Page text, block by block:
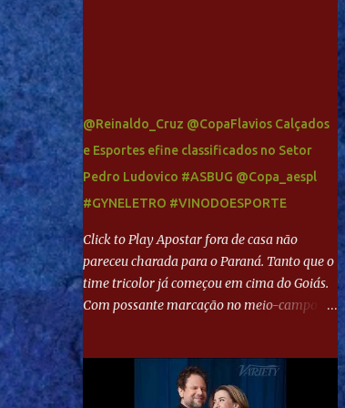
@Reinaldo_Cruz @CopaFlavios Calçados
e Esportes efine classificados no Setor
Pedro Ludovico #ASBUG @Copa_aespl
#GYNELETRO #VINODOESPORTE
Click to Play Apostar fora de casa não
pareceu charada para o Paraná. Tanto que o
time tricolor já começou em cima do Goiás.
Com possante marcação no meio-campo e
direita, invadiu a área e bateu cruzado no
canto, sem chance para Harlei. Tal qual o